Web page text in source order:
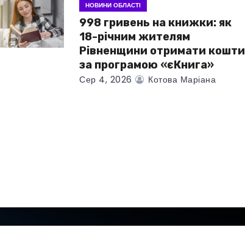
НОВИНИ ОБЛАСТІ
998 гривень на книжки: як
18-річним жителям
Рівненщини отримати кошти
за програмою «єКнига»
Сер 4, 2026 Котова Маріана